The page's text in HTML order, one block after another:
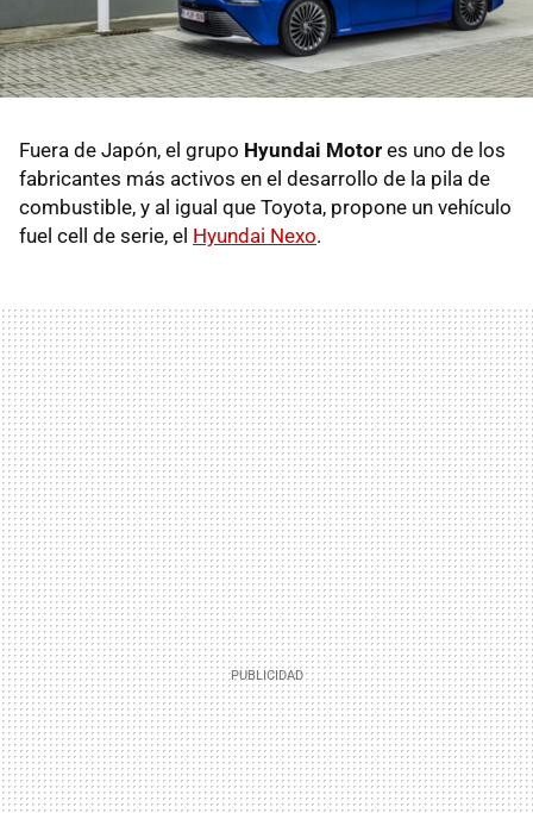
Fuera de Japón, el grupo Hyundai Motor es uno de los
fabricantes más activos en el desarrollo de la pila de
combustible, y al igual que Toyota, propone un vehículo
fuel cell de serie, el Hyundai Nexo.